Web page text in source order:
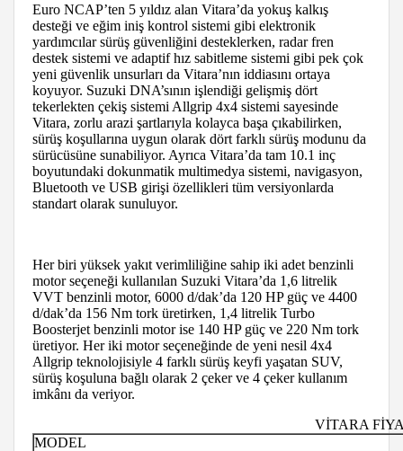
Euro NCAP’ten 5 yıldız alan Vitara’da yokuş kalkış
desteği ve eğim iniş kontrol sistemi gibi elektronik
yardımcılar sürüş güvenliğini desteklerken, radar fren
destek sistemi ve adaptif hız sabitleme sistemi gibi pek çok
yeni güvenlik unsurları da Vitara’nın iddiasını ortaya
koyuyor. Suzuki DNA’sının işlendiği gelişmiş dört
tekerlekten çekiş sistemi Allgrip 4x4 sistemi sayesinde
Vitara, zorlu arazi şartlarıyla kolayca başa çıkabilirken,
sürüş koşullarına uygun olarak dört farklı sürüş modunu da
sürücüsüne sunabiliyor. Ayrıca Vitara’da tam 10.1 inç
boyutundaki dokunmatik multimedya sistemi, navigasyon,
Bluetooth ve USB girişi özellikleri tüm versiyonlarda
standart olarak sunuluyor.
Her biri yüksek yakıt verimliliğine sahip iki adet benzinli
motor seçeneği kullanılan Suzuki Vitara’da 1,6 litrelik
VVT benzinli motor, 6000 d/dak’da 120 HP güç ve 4400
d/dak’da 156 Nm tork üretirken, 1,4 litrelik Turbo
Boosterjet benzinli motor ise 140 HP güç ve 220 Nm tork
üretiyor. Her iki motor seçeneğinde de yeni nesil 4x4
Allgrip teknolojisiyle 4 farklı sürüş keyfi yaşatan SUV,
sürüş koşuluna bağlı olarak 2 çeker ve 4 çeker kullanım
imkânı da veriyor.
VİTARA
MODEL